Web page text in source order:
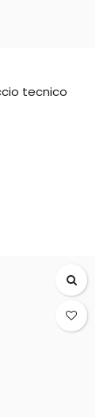
tecnico